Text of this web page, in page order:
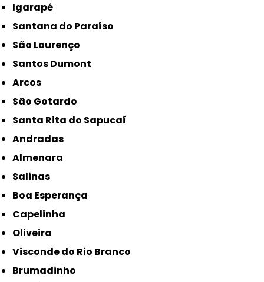
Igarapé
Santana do Paraíso
São Lourenço
Santos Dumont
Arcos
São Gotardo
Santa Rita do Sapucaí
Andradas
Almenara
Salinas
Boa Esperança
Capelinha
Oliveira
Visconde do Rio Branco
Brumadinho